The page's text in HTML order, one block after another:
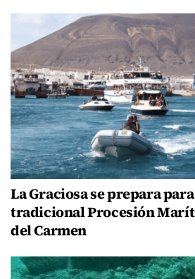
La Graciosa se prepara
tradicional Procesión
del Carmen